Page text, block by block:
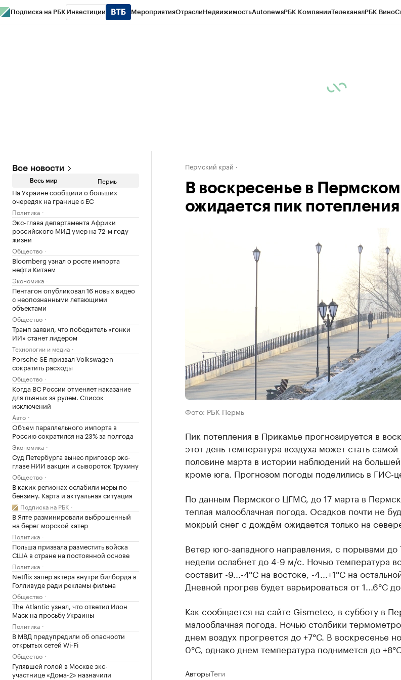
Подписка на РБК Инвестиции МероприятияОтраслиНедвижимостьAutonewsРБК КомпанииТелеканалРБК Вино
Все новости
Весь мир Пермь
На Украине сообщили о больших
очередях на границе с ЕС
Политика
Экс-глава департамента Африки
российского МИД умер на 72-м году
жизни
Общество
Bloomberg узнал о росте импорта
нефти Китаем
Экономика
Пентагон опубликовал 16 новых видео
с неопознанными летающими
объектами
Общество
Трамп заявил, что победитель «гонки
ИИ» станет лидером
Технологии и медиа
Porsche SE призвал Volkswagen
сократить расходы
Общество
Когда ВС России отменяет наказание
для пьяных за рулем. Список
исключений
Авто
Объем параллельного импорта в
Россию сократился на 23% за полгода
Экономика
Суд Петербурга вынес приговор экс-
главе НИИ вакцин и сывороток Трухину
Общество
В каких регионах ослабили меры по
бензину. Карта и актуальная ситуация
Подписка на РБК
В Ялте разминировали выброшенный
на берег морской катер
Политика
Польша призвала разместить войска
США в стране на постоянной основе
Политика
Netflix запер актера внутри билборда в
Голливуде ради рекламы фильма
Общество
The Atlantic узнал, что ответил Илон
Маск на просьбу Украины
Политика
В МВД предупредили об опасности
открытых сетей Wi-Fi
Общество
Гулявшей голой в Москве экс-
участнице «Дома-2» назначили
Пермский край
В воскресенье в
ожидается пик потепления
Фото: РБК Пермь
Пик потепления в Прикамье прогнозируется в
этот день температура воздуха может стать
половине марта в истории наблюдений на большей
кроме юга. Прогнозом погоды поделились в ГИС-
По данным Пермского ЦГМС, до 17 марта в
теплая малооблачная погода. Осадков почти не
мокрый снег с дождём ожидается только на
Ветер юго-западного направления, с порывами до
недели ослабнет до 4-9 м/с. Ночью температура
составит -9...-4°С на востоке, -4...+1°С на
Дневной прогрев будет варьироваться от 1...6°С
Как сообщается на сайте Gismeteo, в субботу в
малооблачная погода. Ночью столбики
днем воздух прогреется до +7°С. В воскресенье
0°С, однако днем температура поднимется до
АвторыТеги